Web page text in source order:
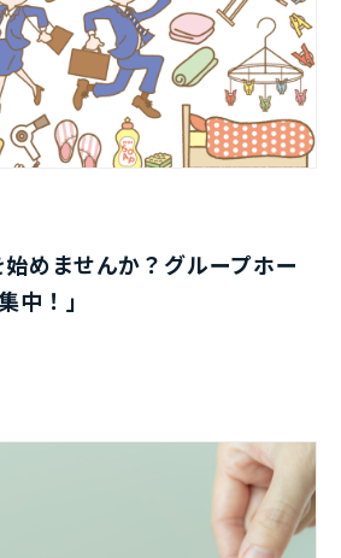
始めませんか？グループホー
中！」